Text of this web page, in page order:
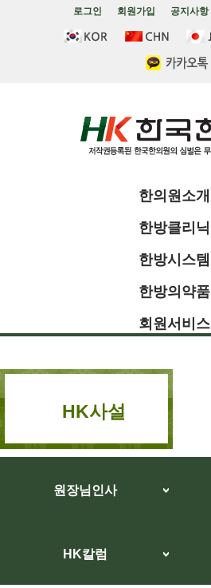
로그인 회원가입 공지사항
한의원소개
한방클리닉
한방시스템
한방의약품
회원서비스
HK사설
원장님인사
HK칼럼